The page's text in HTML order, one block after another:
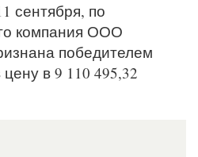
сентября, по
компания ООО
победителем
в 9 110 495,32